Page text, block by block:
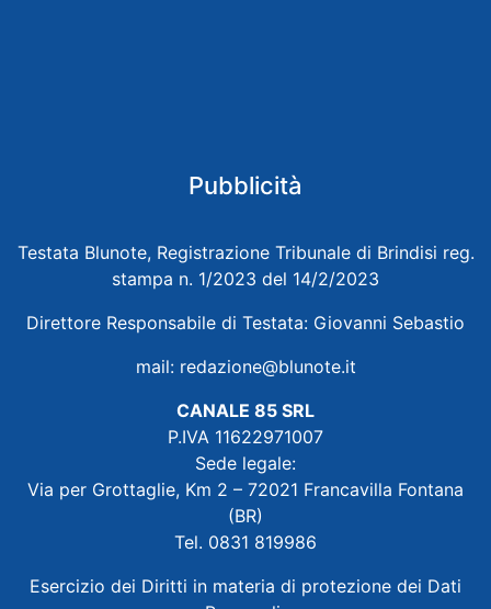
Pubblicità
Testata Blunote, Registrazione Tribunale di Brindisi reg.
stampa n. 1/2023 del 14/2/2023
Direttore Responsabile di Testata: Giovanni Sebastio
mail: redazione@blunote.it
CANALE 85 SRL
P.IVA 11622971007
Sede legale:
Via per Grottaglie, Km 2 – 72021 Francavilla Fontana
(BR)
Tel. 0831 819986
Esercizio dei Diritti in materia di protezione dei Dati